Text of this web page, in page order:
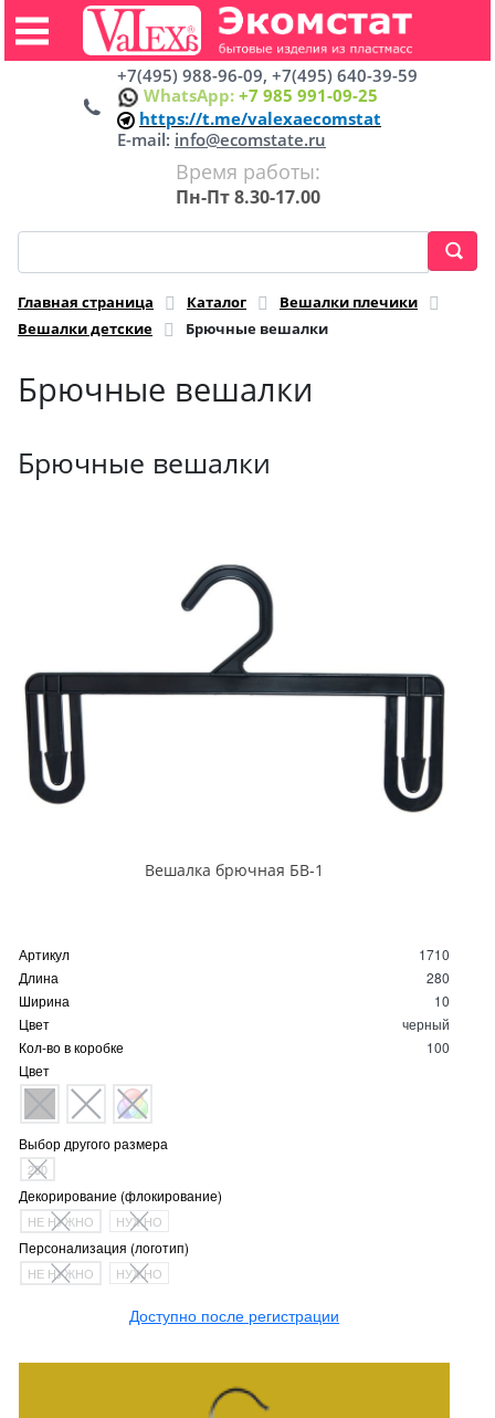
+7(495) 988-96-09, +7(495) 640-39-59
WhatsApp: +7 985 991-09-25
https://t.me/valexaecomstat
E-mail: info@ecomstate.ru
Время работы:
Пн-Пт 8.30-17.00
Главная страница Каталог
Вешалки плечики
Вешалки детские
Брючные вешалки
Брючные вешалки
Брючные вешалки
Вешалка брючная БВ-1
Артикул
1710
Длина
280
Ширина
10
Цвет
черный
Кол-во в коробке
100
Цвет
Выбор другого размера
280
Декорирование (флокирование)
НЕ НУЖНО НУЖНО
Персонализация (логотип)
НЕ НУЖНО НУЖНО
Доступно после регистрации